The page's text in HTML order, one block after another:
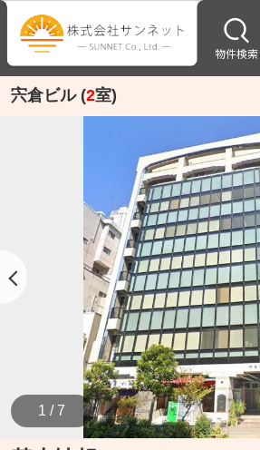
物件検索
宍倉ビル (2室)
1 / 7